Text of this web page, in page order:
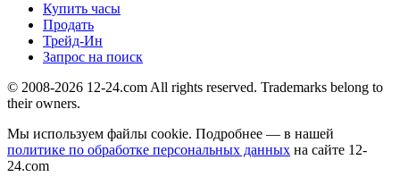
Купить часы
Продать
Трейд-Ин
Запрос на поиск
© 2008-2026 12-24.com All rights reserved. Trademarks belong to
their owners.
Мы используем файлы cookie. Подробнее — в нашей
политике по обработке персональных данных на сайте 12-
24.com